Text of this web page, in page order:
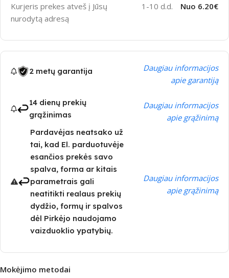
Kurjeris prekes atveš į Jūsų
nurodytą adresą
1-10 d.d. Nuo 6.20€
2 metų garantija
Daugiau informacijos
apie garantiją
14 dienų prekių
grąžinimas
Daugiau informacijos
apie grąžinimą
Pardavėjas neatsako už
tai, kad El. parduotuvėje
esančios prekės savo
spalva, forma ar kitais
parametrais gali
neatitikti realaus prekių
dydžio, formų ir spalvos
dėl Pirkėjo naudojamo
vaizduoklio ypatybių.
Daugiau informacijos
apie grąžinimą
Mokėjimo metodai